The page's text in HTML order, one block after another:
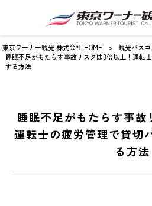
東京ワーナー観光 株式会社 HOME > 観光バス
睡眠不足がもたらす事故リスクは3倍以上！運転
する方法
睡眠不足がもたらす事故
運転士の疲労管理で貸切
る方法